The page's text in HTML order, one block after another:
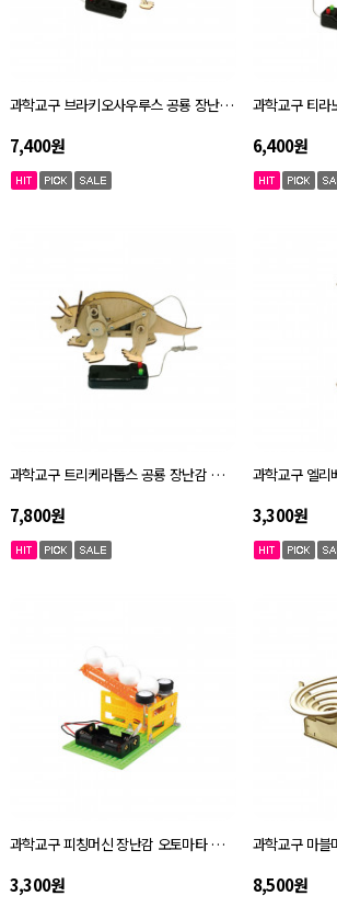
과학교구 브라키오사우루스 공룡 장난감 오토마타 키트 자체설명서
7,400원 6,400원
과학교구 트리케라톱스 공룡 장난감 오토마타 키트 자체설명서
7,800원 3,300원
과학교구 피칭머신 장난감 오토마타 키트 자체설명서
3,300원 8,500원